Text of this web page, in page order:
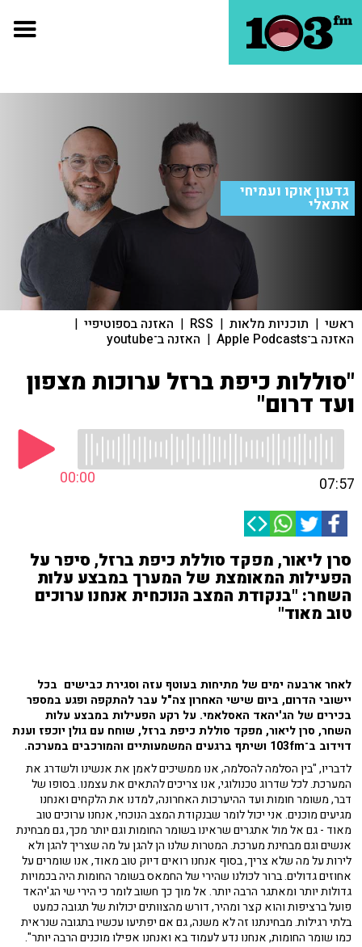
גדעון אוקו ועמיחי
אתאלי
ראשי | תוכניות מלאות |
RSS
| האזנה בספוטיפיי |
האזנה ב־Apple Podcasts | האזנה ב־youtube
"סוללות כיפת ברזל ערוכות מצפון
ועד דרום"
00:00 07:57
סרן ליאור, מפקד סוללת כיפת ברזל, סיפר על
הפעילות המאומצת של המערך במבצע עלות
השחר: "בנקודת המצב הנוכחית אנחנו ערוכים
טוב מאוד"
לאחר ארבעה ימים של מתיחות בעוטף עזה וסגירת כבישים בכל
יישובי הדרום, ביום שישי האחרון צה"ל עבר להתקפה ופגע במספר
בכירים של הג'יהאד האסלאמי. על רקע הפעילות במבצע עלות
השחר, סרן ליאור, מפקד סוללת כיפת ברזל, שוחח עם גולן יוכפז וענת
דוידוב ב־103fm ושיתף ברגעים המשמעותיים והמורכבים במערכה.
לדבריו, "בין הסלמה להסלמה, אנו ממשיכים לאמן את אנשינו ולשדרג את
המערכת. לכל שדרוג טכנולוגי, אנו צריכים להתאים את עצמנו. בסופו של
דבר, משומר חומות ועד ההיערכות האחרונה, למדנו את הלקחים ואנחנו
מגיעים מוכנים. אני יכול לומר שבנקודת המצב הנוכחי, אנחנו ערוכים טוב
מאוד - גם אל מול אתגרים שראינו בשומר החומות וגם יותר מכך, גם מבחינת
אנשים וגם מבחינת מערכת. המטרות שלנו הן להגן על מה שצריך להגן ולא
לירות על מה שלא צריך, בסוף אנחנו רואים דיוק טוב מאוד, אנו שומרים על
אחוזים גדולים. ברור לכולנו שהירי של החמאס בשומר החומות היה בכמויות
גדולות יותר ומאתגר הרבה יותר. אל מוך כך חשוב לומר כי הירי שי הג'יהאד
פועל ברציפות והוא קצר ומהיר, דורש מהצוותים יכולות של תגובה כמעט
בלתי רגילות. מבחינתנו זה לא משנה, גם אם יפתיעו עכשיו בתגובה שנראית
כמו שומר החומות, אנחנו נדע לעמוד בא ואנחנו אפילו מוכנים הרבה יותר".